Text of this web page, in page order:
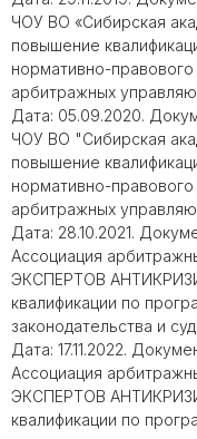
ЧОУ ВО «Сибирская
повышение
нормативно-
арбитражных
Дата: 05.09.2020.
ЧОУ ВО "Сибирская
повышение
нормативно-
арбитражных
Дата: 28.10.2021.
Ассоциация
ЭКСПЕРТОВ
квалификации по
законодательства и
Дата: 17.11.2022.
Ассоциация
ЭКСПЕРТОВ
квалификации по